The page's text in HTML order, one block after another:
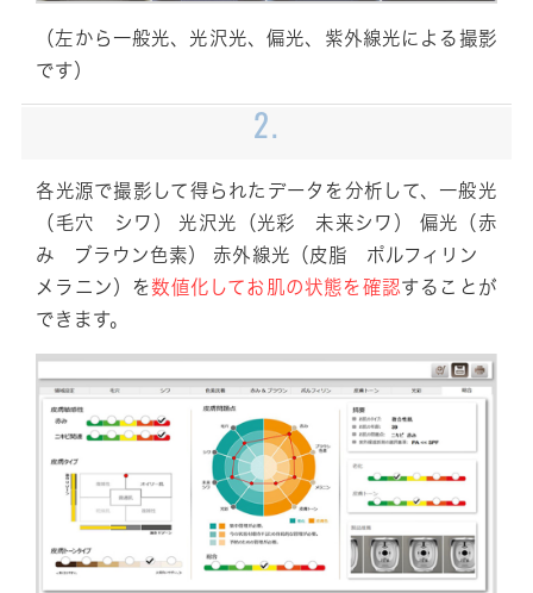
（左から一般光、光沢光、偏光、紫外線光による撮影
です）
2.
各光源で撮影して得られたデータを分析して、一般光
（毛穴 シワ） 光沢光（光彩 未来シワ） 偏光（赤
み ブラウン色素） 赤外線光（皮脂 ポルフィリン
メラニン）を数値化してお肌の状態を確認することが
できます。